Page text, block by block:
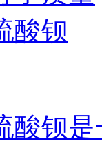
酸钡
酸钡